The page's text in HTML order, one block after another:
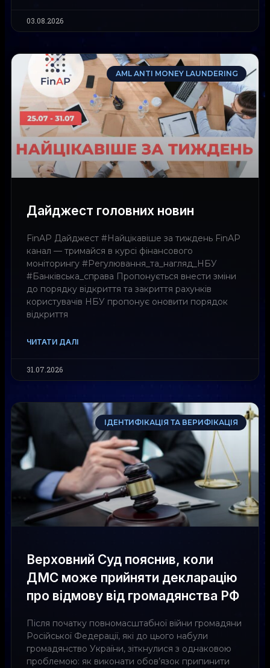
03.08.2026
AML ANTI MONEY LAUNDERING
Дайджест головних новин
FinAP Дайджест #Найцікавіше за тиждень FinAP
канал — тримайся в курсі фінансового
моніторингу #Регулювання_та_нагляд_НБУ
#Банківська_справа Пропонується внести зміни
до порядку відкриття та закриття рахунків
користувачів НБУ пропонує оновити порядок
відкриття
ЧИТАТИ ДАЛІ
31.07.2026
ІДЕНТИФІКАЦІЯ ТА ВЕРИФІКАЦІЯ
Верховний Суд пояснив, коли
ДМС може прийняти декларацію
про відмову від громадянства РФ
Після початку повномасштабної війни громадяни
Російської Федерації, які до цього набули
громадянство України, зіткнулися з однаковою
проблемою: як виконати обов’язок припинити